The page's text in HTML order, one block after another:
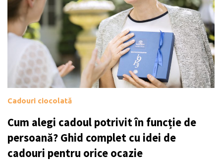
Cadouri ciocolată
Cum alegi cadoul potrivit în funcție de
persoană? Ghid complet cu idei de
cadouri pentru orice ocazie